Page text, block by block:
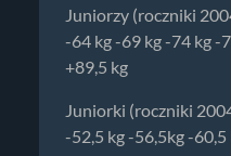
Juniorzy (roczniki
-64 kg -69 kg -74 kg -
+89,5 kg
Juniorki (roczniki
-52,5 kg -56,5kg -